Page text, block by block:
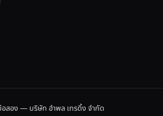
สอง — บริษัท อำพล เทรดิ้ง จำกัด